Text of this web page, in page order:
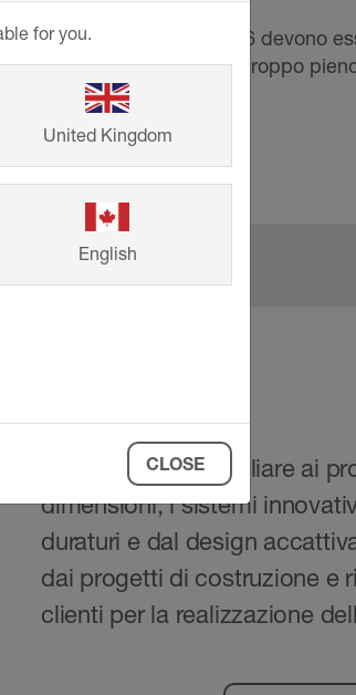
la norma DIN EN 12056 devono
troppo pieno. Il secondo troppo
Dall'abitazione familiare ai
dimensioni, i sistemi
duraturi e dal design
dai progetti di costruzione e
clienti per la realizzazione
for you.
United Kingdom
English
CLOSE